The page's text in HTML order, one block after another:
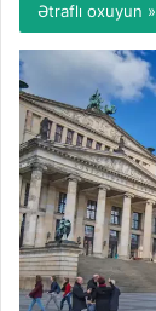
Ətraflı oxuyun »